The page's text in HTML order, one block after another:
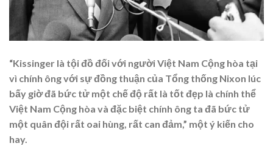
“Kissinger là tội đồ đối với người Việt Nam Cộng hòa tại
vì chính ông với sự đồng thuận của Tổng thống Nixon lúc
bấy giờ đã bức tử một chế độ rất là tốt đẹp là chính thể
Việt Nam Cộng hòa và đặc biệt chính ông ta đã bức tử
một quân đội rất oai hùng, rất can đảm,” một ý kiến cho
hay.